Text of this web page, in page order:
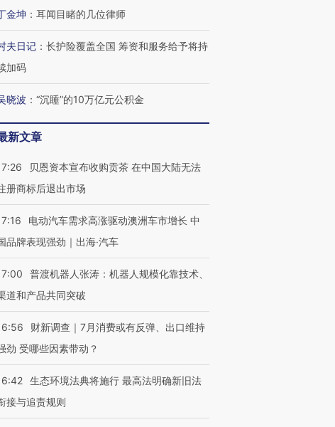
进第四届链博
智科技“链”接产
【特别呈现】寻找100种
CFO：不靠规模取胜，华
金坤 ： 耳闻目睹的几位律师
夫日记 ： 长护险覆盖全国 筹资和服务给予将持
加码
晓波 ： “沉睡”的10万亿元公积金
新文章
贝恩资本宣布收购贡茶 在中国大陆无法
册商标后退出市场
电动汽车需求高涨驱动澳洲车市增长 中
品牌表现强劲｜出海·汽车
普渡机器人张涛：机器人规模化靠技术、
道和产品共同突破
财新调查｜7月消费或有反弹、出口维持
劲 受哪些因素带动？
生态环境法典将施行 最高法明确新旧法
接与追责规则